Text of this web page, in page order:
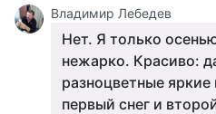
Владимир Лебедев
Нет. Я только
нежарко. Красиво:
разноцветные
первый снег и